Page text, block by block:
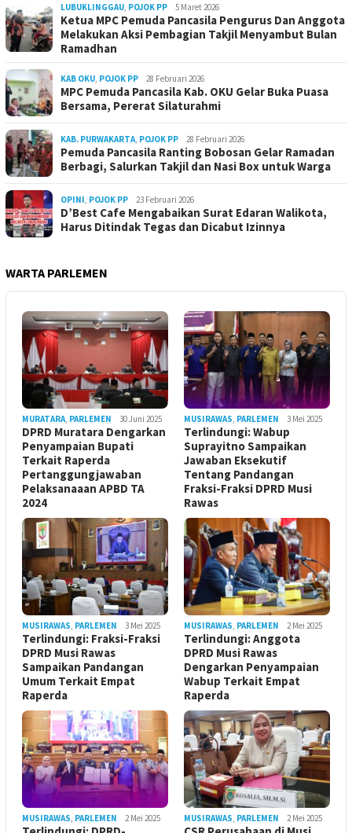
LUBUKLINGGAU POJOK PP 5 Maret 2026
Ketua MPC Pemuda Pancasila Pengurus Dan Anggota
Melakukan Aksi Pembagian Takjil Menyambut Bulan
Ramadhan
KAB OKU POJOK PP 28 Februari 2026
MPC Pemuda Pancasila Kab. OKU Gelar Buka Puasa
Bersama, Pererat Silaturahmi
KAB. PURWAKARTA POJOK PP 28 Februari 2026
Pemuda Pancasila Ranting Bobosan Gelar Ramadan
Berbagi, Salurkan Takjil dan Nasi Box untuk Warga
OPINI POJOK PP 23 Februari 2026
D’Best Cafe Mengabaikan Surat Edaran Walikota,
Harus Ditindak Tegas dan Dicabut Izinnya
WARTA PARLEMEN
MURATARA PARLEMEN 30 Juni 2025
DPRD Muratara Dengarkan
Penyampaian Bupati
Terkait Raperda
Pertanggungjawaban
Pelaksanaaan APBD TA
2024
MUSIRAWAS PARLEMEN 3 Mei 2025
Terlindungi: Wabup
Suprayitno Sampaikan
Jawaban Eksekutif
Tentang Pandangan
Fraksi-Fraksi DPRD Musi
Rawas
MUSIRAWAS PARLEMEN 3 Mei 2025
Terlindungi: Fraksi-Fraksi
DPRD Musi Rawas
Sampaikan Pandangan
Umum Terkait Empat
Raperda
MUSIRAWAS PARLEMEN 2 Mei 2025
Terlindungi: Anggota
DPRD Musi Rawas
Dengarkan Penyampaian
Wabup Terkait Empat
Raperda
MUSIRAWAS PARLEMEN 2 Mei 2025 MUSIRAWAS PARLEMEN 2 Mei 2025